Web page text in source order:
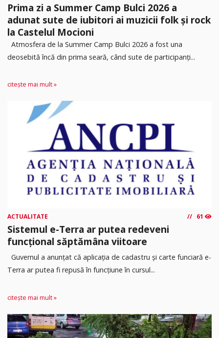
Prima zi a Summer Camp Bulci 2026 a
adunat sute de iubitori ai muzicii folk și rock
la Castelul Mocioni
Atmosfera de la Summer Camp Bulci 2026 a fost una
deosebită încă din prima seară, când sute de participanți...
citește mai mult »
ACTUALITATE 61
Sistemul e-Terra ar putea redeveni
funcțional săptămâna viitoare
Guvernul a anunțat că aplicația de cadastru și carte funciară e-
Terra ar putea fi repusă în funcțiune în cursul...
citește mai mult »